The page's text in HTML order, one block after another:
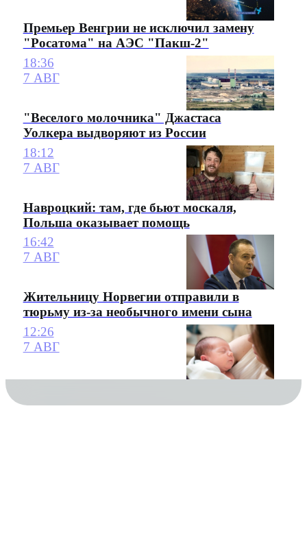
Премьер Венгрии не исключил замену
"Росатома" на АЭС "Пакш-2"
18:36
7 АВГ
"Веселого молочника" Джастаса
Уолкера выдворяют из России
18:12
7 АВГ
Навроцкий: там, где бьют москаля,
Польша оказывает помощь
16:42
7 АВГ
Жительницу Норвегии отправили в
тюрьму из-за необычного имени сына
12:26
7 АВГ